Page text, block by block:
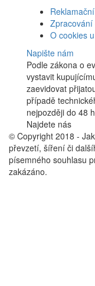
Zpracování
O cookies
Napište nám
Podle zákona o
vystavit
zaevidovat
případě
nejpozději do 48
Najdete nás
© Copyright 2018 -
převzetí, šíření či
písemného souhlasu
zakázáno.